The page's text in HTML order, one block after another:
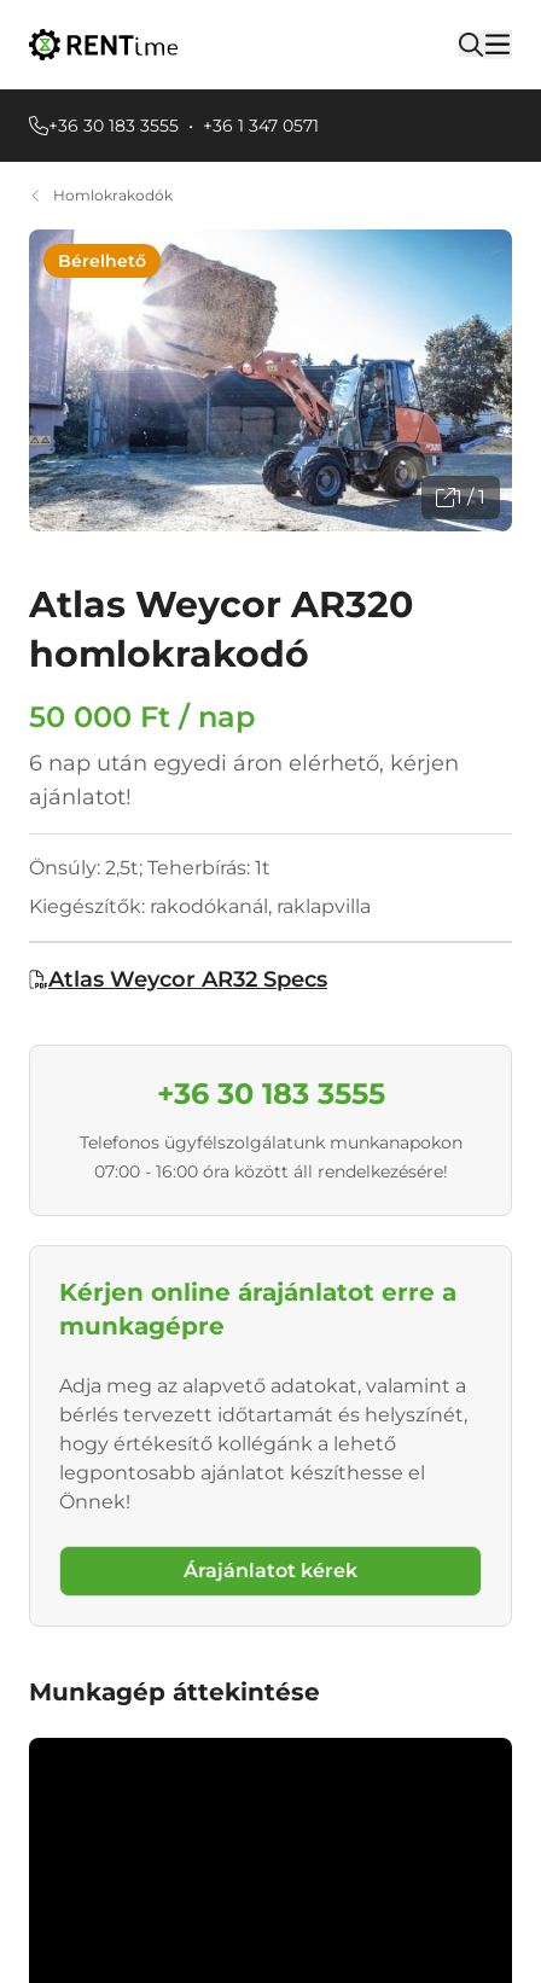
+36 30 183 3555 • +36 1 347 0571
Homlokrakodók
Bérelhető
1 / 1
Atlas Weycor AR320
homlokrakodó
50 000 Ft / nap
6 nap után egyedi áron elérhető, kérjen
ajánlatot!
Önsúly: 2,5t; Teherbírás: 1t
Kiegészítők: rakodókanál, raklapvilla
Atlas Weycor AR32 Specs
+36 30 183 3555
Telefonos ügyfélszolgálatunk munkanapokon
07:00 - 16:00 óra között áll rendelkezésére!
Kérjen online árajánlatot erre a
munkagépre
Adja meg az alapvető adatokat, valamint a
bérlés tervezett időtartamát és helyszínét,
hogy értékesítő kollégánk a lehető
legpontosabb ajánlatot készíthesse el
Önnek!
Árajánlatot kérek
Munkagép áttekintése